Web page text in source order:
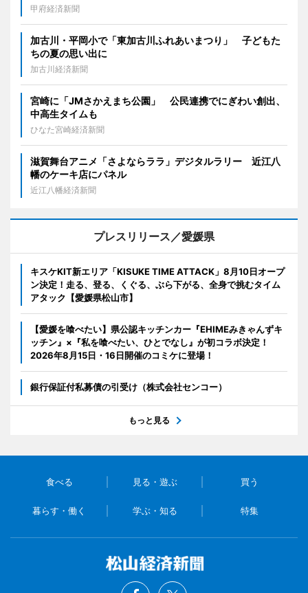
甲府経済新聞
加古川・平岡小で「東加古川ふれあいまつり」 子どもた
ちの夏の思い出に
加古川経済新聞
宮崎に「JMさかえまち公園」 公民連携でにぎわい創出、
中高生タイムも
ひなた宮崎経済新聞
滋賀舞台アニメ「さよならララ」デジタルラリー 近江八
幡のケーキ店にパネル
近江八幡経済新聞
プレスリリース／愛媛県
キスケKIT新エリア「KISUKE TIME ATTACK」8月10日オープ
ン決定！走る、登る、くぐる、ぶら下がる、全身で挑むタイム
アタック【愛媛県松山市】
【愛媛を喰べたい】県公認キッチンカー『EHIMEみきゃんずキ
ッチン』×『私を喰べたい、ひとでなし』が初コラボ決定！
2026年8月15日・16日開催のコミケに登場！
銀行保証付私募債の引受け（株式会社センコー）
もっと見る
食べる 見る・遊ぶ 買う
暮らす・働く 学ぶ・知る 特集